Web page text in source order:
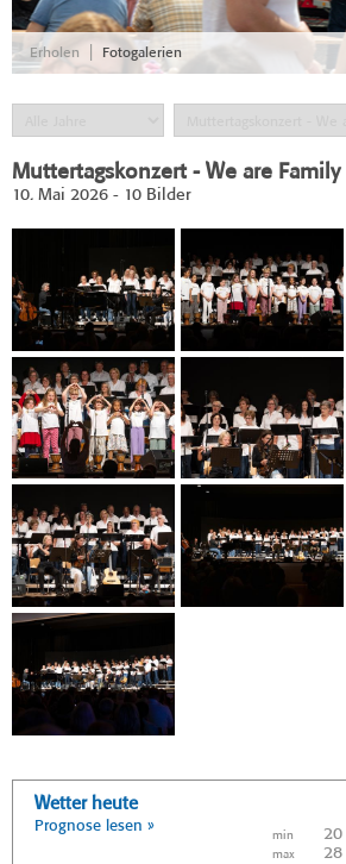
Erholen Fotogalerien
Muttertagskonzert - We are Family
10. Mai 2026 - 10 Bilder
Wetter heute
Prognose lesen »
min 20
max 28